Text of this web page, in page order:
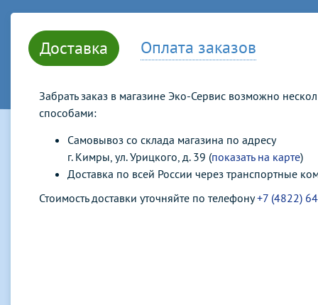
Доставка Оплата заказов
Забрать заказ в магазине Эко-Сервис возможно
способами:
Самовывоз со склада магазина по адресу
г. Кимры, ул. Урицкого, д. 39 (показать на карте)
Доставка по всей России через транспортные
Стоимость доставки уточняйте по телефону+7 (4822)